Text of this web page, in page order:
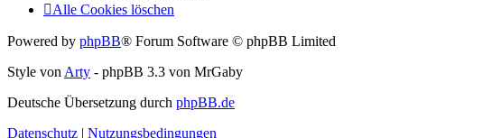
Alle Cookies löschen
Powered by phpBB® Forum Software © phpBB Limited
Style vonArty - phpBB 3.3 von MrGaby
Deutsche Übersetzung durch phpBB.de
Datenschutz | Nutzungsbedingungen